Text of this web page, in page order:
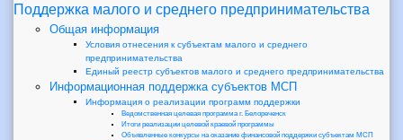
Поддержка малого и среднего предпринимательства
Общая информация
Условия отнесения к субъектам малого и среднего
предпринимательства
Единый реестр субъектов малого и среднего предпринимательства
Информационная поддержка субъектов МСП
Информация о реализации программ поддержки
Ведомственная целевая программа г. Белореченск
Итоги реализации целевой краевой программы
Объявленные конкурсы на оказание финансовой поддержки субъектам МСП